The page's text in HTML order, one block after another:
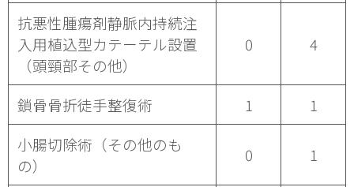
抗悪性腫瘍剤静脈内持続注
入用植込型カテーテル設置
（頭頸部その他）
0 4
鎖骨骨折徒手整復術 1
1
小腸切除術（その他のも
の）
0 1